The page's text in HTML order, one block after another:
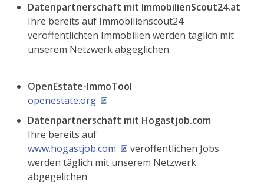
Datenpartnerschaft mit ImmobilienScout24.at
Ihre bereits auf Immobilienscout24
veröffentlichten Immobilien werden täglich mit
unserem Netzwerk abgeglichen.
OpenEstate-ImmoTool
openestate.org
Datenpartnerschaft mit Hogastjob.com
Ihre bereits auf
www.hogastjob.com
veröffentlichen Jobs
werden täglich mit unserem Netzwerk
abgegelichen